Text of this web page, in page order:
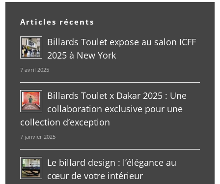
Articles récents
Billards Toulet expose au salon ICFF
2025 à New York
7 avril 2025
Billards Toulet x Dakar 2025 : Une
collaboration exclusive pour une
collection d’exception
7 janvier 2025
Le billard design : l’élégance au
cœur de votre intérieur